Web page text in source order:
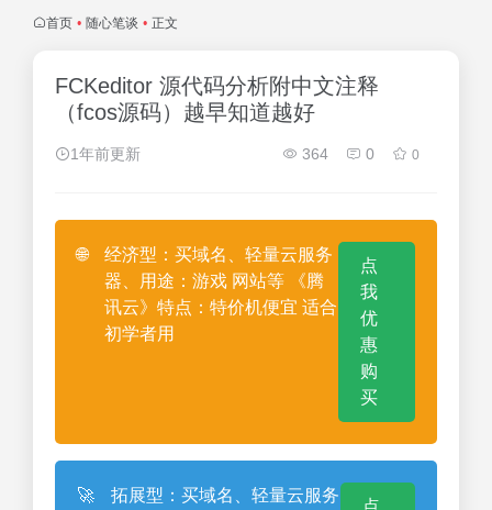
首页 • 随心笔谈 • 正文
FCKeditor 源代码分析附中文注释
（fcos源码）越早知道越好
1年前更新 364 0 0
🌐
经济型：买域名、轻量云服务
器、用途：游戏 网站等 《腾
讯云》特点：特价机便宜 适合
初学者用
点
我
优
惠
购
买
🚀
拓展型：买域名、轻量云服务
点